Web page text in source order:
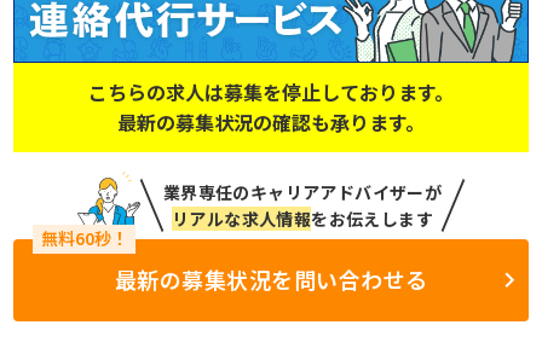
こちらの求人は募集を停止しております。
最新の募集状況の確認も承ります。
業界専任のキャリアアドバイザーが
リアルな求人情報をお伝えします
最新の募集状況を問い合わせる